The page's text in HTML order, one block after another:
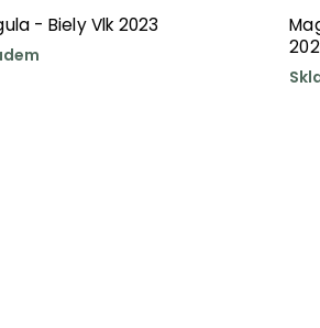
- Biely Vlk 2023